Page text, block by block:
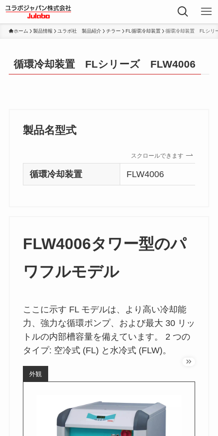
ホーム 製品情報 ユラボ社 製品紹介 チラー FL循環冷却装置 循環冷却装置 FLシリ
循環冷却装置 FLシリーズ FLW4006
製品名型式
スクロールできます
循環冷却装置 FLW4006
FLW4006タワー型のパ
ワフルモデル
ここに示す FL モデルは、より高い冷却能
力、強力な循環ポンプ、および最大 30 リッ
トルの内部槽容量を備えています。 2 つの
タイプ: 空冷式 (FL) と水冷式 (FLW)。
外観